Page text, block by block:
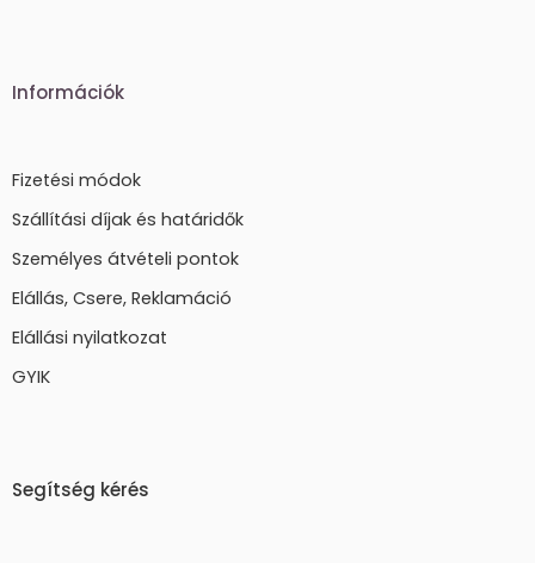
Információk
Fizetési módok
Szállítási díjak és határidők
Személyes átvételi pontok
Elállás, Csere, Reklamáció
Elállási nyilatkozat
GYIK
Segítség kérés